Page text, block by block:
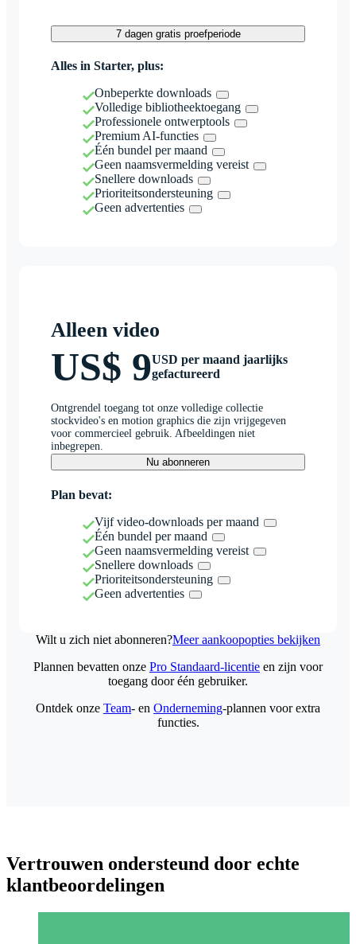
7 dagen gratis proefperiode
Alles in Starter, plus:
Onbeperkte downloads
Volledige bibliotheektoegang
Professionele ontwerptools
Premium AI-functies
Één bundel per maand
Geen naamsvermelding vereist
Snellere downloads
Prioriteitsondersteuning
Geen advertenties
Alleen video
US$ 9USD per maand jaarlijks
gefactureerd
Ontgrendel toegang tot onze volledige collectie
stockvideo's en motion graphics die zijn vrijgegeven
voor commercieel gebruik. Afbeeldingen niet
inbegrepen.
Nu abonneren
Plan bevat:
Vijf video-downloads per maand
Één bundel per maand
Geen naamsvermelding vereist
Snellere downloads
Prioriteitsondersteuning
Geen advertenties
Wilt u zich niet abonneren?Meer aankoopopties bekijken
Plannen bevatten onze Pro Standaard-licentie en zijn voor
toegang door één gebruiker.
Ontdek onze Team- en Onderneming-plannen voor extra
functies.
Vertrouwen ondersteund door echte
klantbeoordelingen